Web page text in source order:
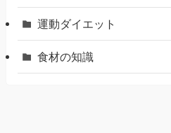
運動ダイエット
食材の知識